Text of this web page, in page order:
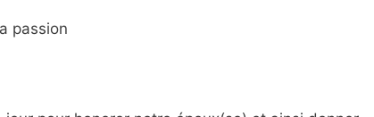
passion